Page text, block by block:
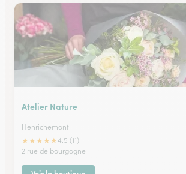
Atelier Nature
Henrichemont
★★★★★4.5 (11)
2 rue de bourgogne